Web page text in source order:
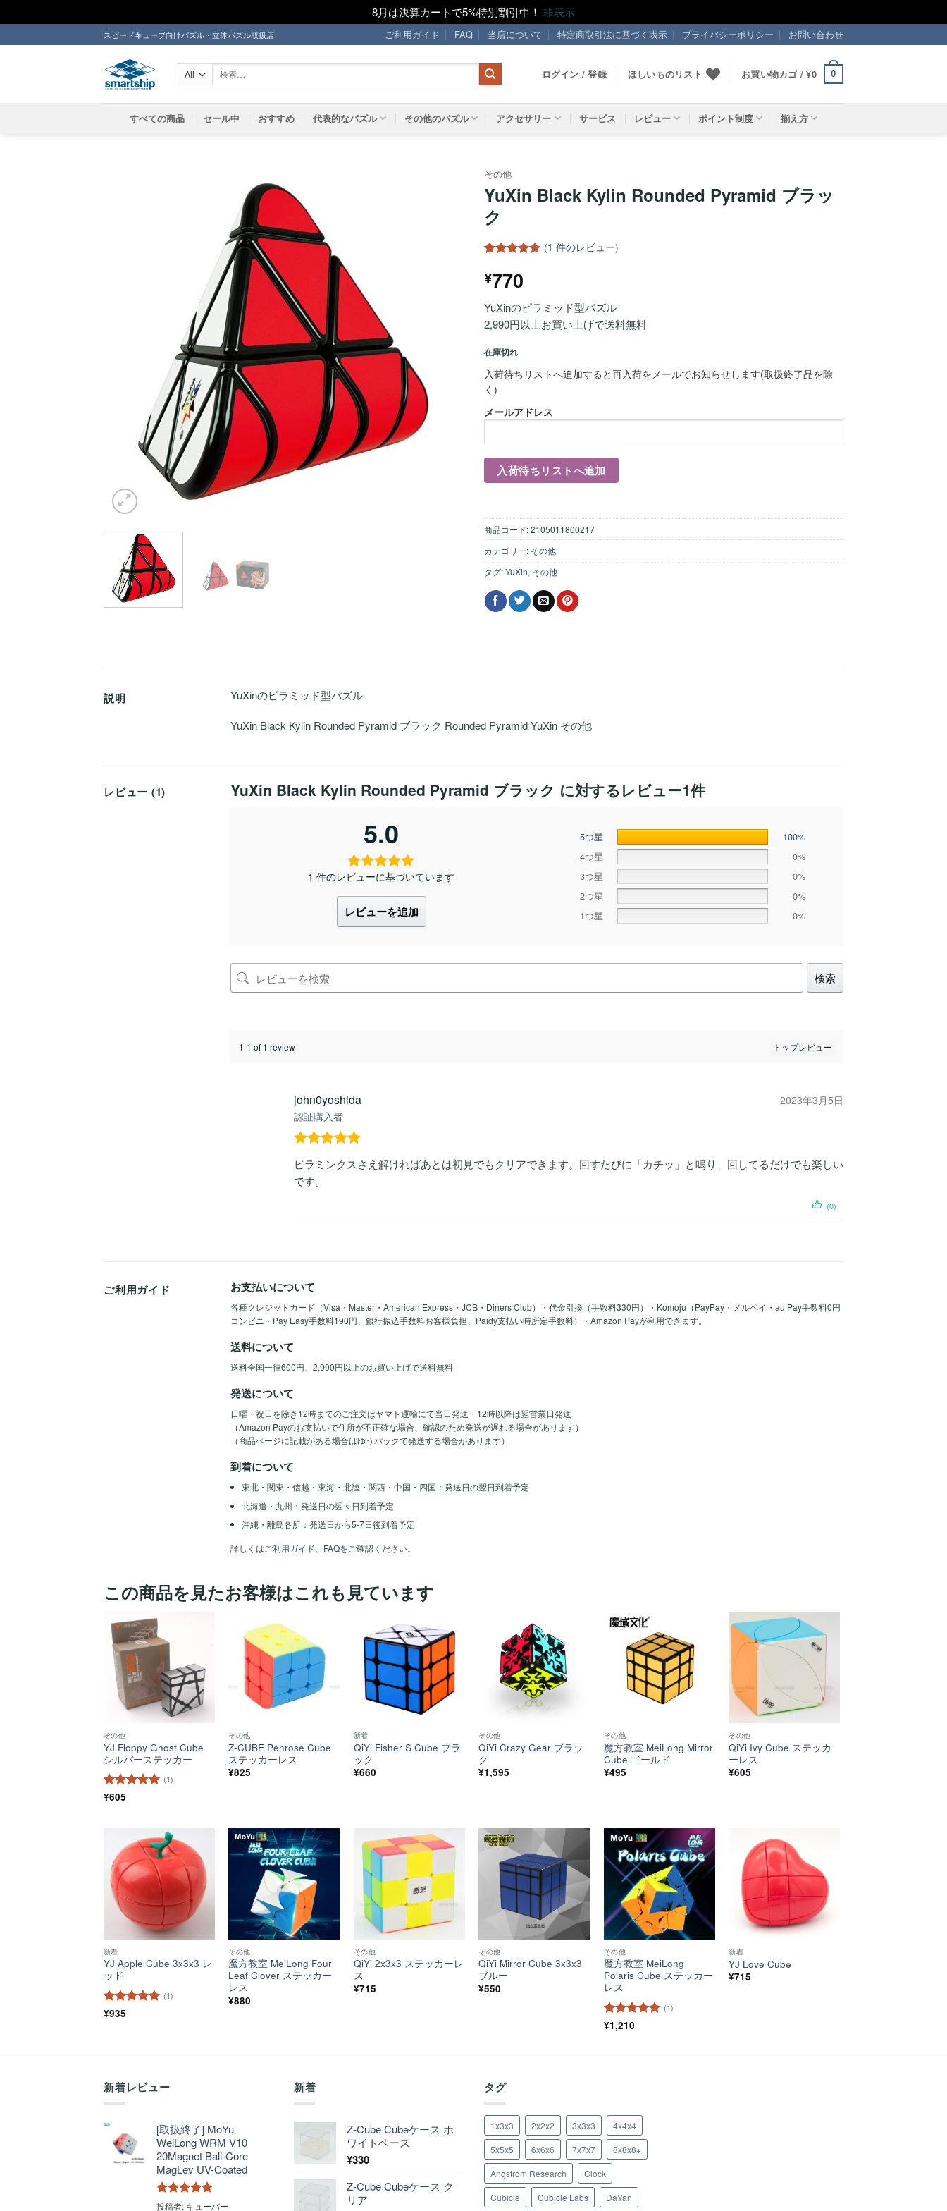
8月は決算カートで5%特別割引中！ 非表示
to
スピードキューブ向けパズル・立体パズル取扱店 ご利用ガイド FAQ 当店について 特定商取引法に基づく表示 プライバシーポリシー お問い合わせ
象:
ログイン / 登録 ほしいものリスト お買い物カゴ /¥0 0
すべての商品 セール中 おすすめ 代表的なパズル その他のパズル アクセサリー サービス レビュー ポイント制度 揃え方
その他
YuXin Black Kylin Rounded Pyramid ブラッ
ク
評価に基づ
く5段階評
5点
(1 件のレビュー)
¥770
YuXinのピラミッド型パズル
2,990円以上お買い上げで送料無料
在庫切れ
入荷待ちリストへ追加すると再入荷をメールでお知らせします(取扱終了品を除
く)
メールアドレス
商品コード:2105011800217
カテゴリー: その他
タグ:YuXin, その他
説明 YuXinのピラミッド型パズル
YuXin Black Kylin Rounded Pyramid ブラック Rounded Pyramid YuXin その他
レビュー (1) YuXin Black Kylin Rounded Pyramid ブラック に対するレビュー1件
5.0
1 件のレビューに基づいています
レビューを追加
5つ星
100%
4つ星
0%
3つ星
0%
2つ星
0%
1つ星
0%
検索
1-1 of 1 review
john0yoshida
認証購入者
2023年3月5日
評価
ピラミンクスさえ解ければあとは初見でもクリアできます。回すたびに「カチッ」と鳴り、回してるだけでも楽しい
です。
(0)
ご利用ガイド お支払いについて
各種クレジットカード（Visa・Master・American Express・JCB・Diners Club）・代金引換（手数料330円）・Komoju（PayPay・メルペイ・au Pay手数料0円
コンビニ・Pay Easy手数料190円、銀行振込手数料お客様負担、Paidy支払い時所定手数料）・Amazon Payが利用できます。
送料について
送料全国一律600円、2,990円以上のお買い上げで送料無料
発送について
日曜・祝日を除き12時までのご注文はヤマト運輸にて当日発送・12時以降は翌営業日発送
（Amazon Payのお支払いで住所が不正確な場合、確認のため発送が遅れる場合があります）
（商品ページに記載がある場合はゆうパックで発送する場合があります）
到着について
東北・関東・信越・東海・北陸・関西・中国・四国：発送日の翌日到着予定
北海道・九州：発送日の翌々日到着予定
沖縄・離島各所：発送日から5-7日後到着予定
詳しくはご利用ガイド FAQをご確認ください。
この商品を見たお客様はこれも見ています
その他
YJ Floppy Ghost Cube
シルバーステッカー
5段階中
(1)
¥605
ほし
い！
その他
Z-CUBE Penrose Cube
ステッカーレス
¥825
ほし
い！
新着
QiYi Fisher S Cube ブラ
ック
¥660
ほし
い！
その他
QiYi Crazy Gear ブラッ
ク
¥1,595
ほし
い！
その他
魔方教室 MeiLong Mirror
Cube ゴールド
¥495
ほし
その他
QiYi Ivy Cube ステッカ
ーレス
¥605
ほし
い！
新着
YJ Apple Cube 3x3x3 レ
ッド
5段階中
(1)
¥935
ほし
その他
魔方教室 MeiLong Four
Leaf Clover ステッカー
レス
¥880
い！
その他
QiYi 2x3x3 ステッカーレ
ス
¥715
ほし
い！
その他
QiYi Mirror Cube 3x3x3
ブルー
¥550
ほし
い！
その他
魔方教室 MeiLong
Polaris Cube ステッカー
レス
5段階中
(1)
¥1,210
ほし
い！
新着
YJ Love Cube
¥715
新着レビュー
[取扱終了] MoYu
WeiLong WRM V10
20Magnet Ball-Core
MagLev UV-Coated
5段階中 5 の
投稿者: キューバー
新着
Z-Cube Cubeケース ホ
ワイトベース
¥330
Z-Cube Cubeケース ク
リア
タグ
1x3x3 2x2x2 3x3x3
4x4x4
5x5x5
6x6x6 7x7x7
8x8x8+
Angstrom Research
Clock
Cubicle
Cubicle Labs
DaYan